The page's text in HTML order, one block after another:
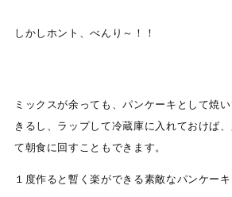
しかしホント、べんり～！！
ミックスが余っても、パンケーキとして焼
きるし、ラップして冷蔵庫に入れておけば
て朝食に回すこともできます。
１度作ると暫く楽ができる素敵なパンケーキ